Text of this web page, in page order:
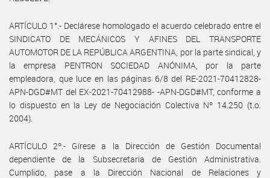
ARTÍCULO 1°.- Declárese homologado el acuerdo celebrado entre el
SINDICATO DE MECÁNICOS Y AFINES DEL TRANSPORTE
AUTOMOTOR DE LA REPÚBLICA ARGENTINA, por la parte sindical, y
la empresa PENTRON SOCIEDAD ANÓNIMA, por la parte
empleadora, que luce en las páginas 6/8 del RE-2021-70412828-
APN-DGD#MT del EX-2021-70412988- -APN-DGD#MT, conforme a
lo dispuesto en la Ley de Negociación Colectiva Nº 14.250 (t.o.
2004).
ARTÍCULO 2º.- Gírese a la Dirección de Gestión Documental
dependiente de la Subsecretaria de Gestión Administrativa.
Cumplido, pase a la Dirección Nacional de Relaciones y